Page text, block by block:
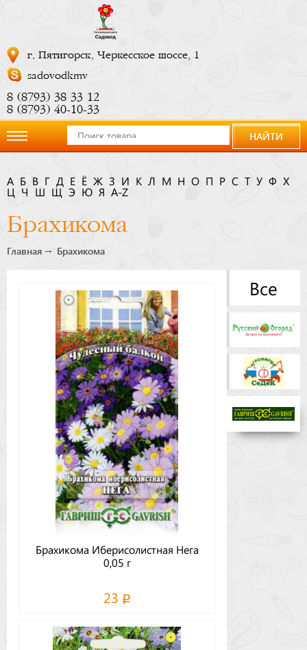
г. Пятигорск, Черкесское шоссе, 1
sadovodkmv
8 (8793) 38 33 12
8 (8793) 40-10-33
компании
Новости
сейчас
Бренды
Доставка
Оптовикам
НАЙТИ
А Б В Г Д Е Ё Ж З И К Л М Н О П Р С Т У Ф
Х
Ч Э Ю Я A-Z
Брахикома
Главная Брахикома
Брахикома Иберисолистная Нега
0,05 г
23
Все